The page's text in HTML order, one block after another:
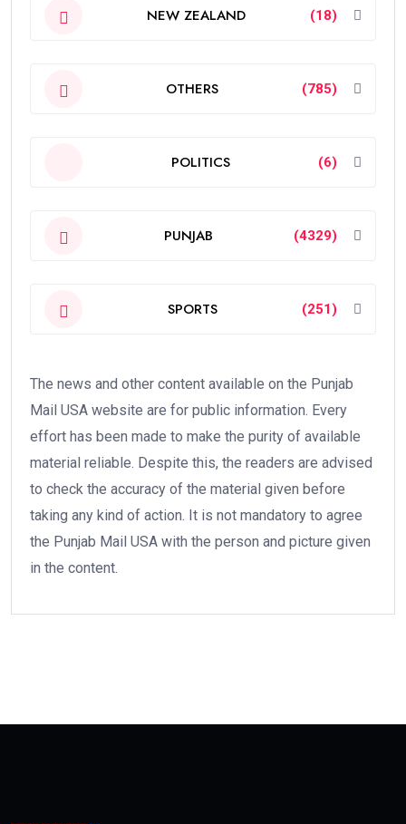
NEW ZEALAND (18)
OTHERS (785)
POLITICS (6)
PUNJAB (4329)
SPORTS (251)
The news and other content available on the Punjab
Mail USA website are for public information. Every
effort has been made to make the purity of available
material reliable. Despite this, the readers are advised
to check the accuracy of the material given before
taking any kind of action. It is not mandatory to agree
the Punjab Mail USA with the person and picture given
in the content.